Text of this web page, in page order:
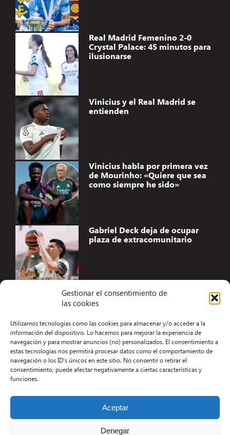
Gestionar el consentimiento de
las cookies
Utilizamos tecnologías como las cookies para almacenar y/o acceder a la
información del dispositivo. Lo hacemos para mejorar la experiencia de
navegación y para mostrar anuncios (no) personalizados. El consentimiento a
estas tecnologías nos permitirá procesar datos como el comportamiento de
navegación o los ID's únicos en este sitio. No consentir o retirar el
consentimiento, puede afectar negativamente a ciertas características y
funciones.
Aceptar
Denegar
Real Madrid Femenino 2-0
Crystal Palace: 45 minutos para
ilusionarse
Vinicius y el Real Madrid se
entienden
Vinicius habla por primera vez
de Mourinho: «Quiere que sea
como siempre he sido»
Gabriel Deck deja de ocupar
plaza de extracomunitario
Aviso Legal
Términos y condiciones
Política de privacidad
Contacto
Desarrollo Web por Kiwop